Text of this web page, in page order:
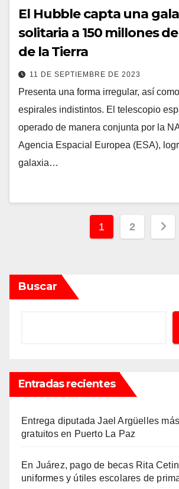
El Hubble capta una
solitaria a 150 millones
de la Tierra
11 DE SEPTIEMBRE DE 2023
Presenta una forma irregular, así
espirales indistintos. El telescopio
operado de manera conjunta por la
Agencia Espacial Europea (ESA),
galaxia…
Paginación
1 2
Buscar
Entradas recientes
Entrega diputada Jael Argüelles
gratuitos en Puerto La Paz
En Juárez, pago de becas Rita
uniformes y útiles escolares de